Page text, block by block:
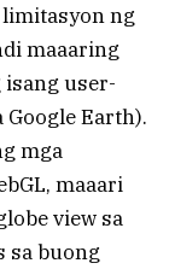
ng
maaaring
user-
Earth).
mga
maaari
view sa
sa buong